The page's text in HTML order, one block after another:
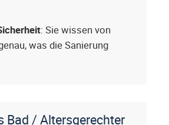
: Sie wissen von
was die Sanierung
Bad / Altersgerechter